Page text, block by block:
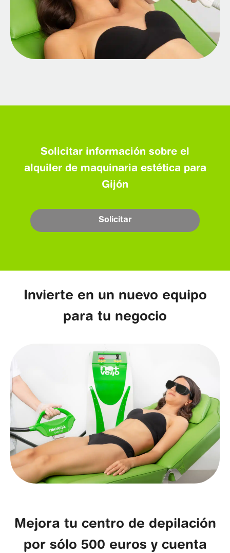
Solicitar información sobre el
alquiler de maquinaria estética para
Gijón
Solicitar
Invierte en un nuevo equipo
para tu negocio
Mejora tu centro de depilación
por sólo 500 euros y cuenta